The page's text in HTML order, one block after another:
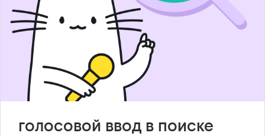
голосовой ввод в поиске